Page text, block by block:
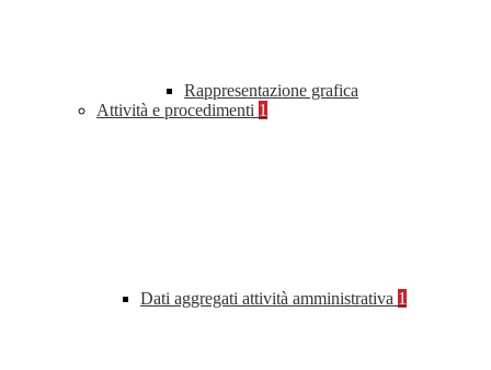
Rappresentazione grafica
Attività e procedimenti 1
Dati aggregati attività amministrativa 1